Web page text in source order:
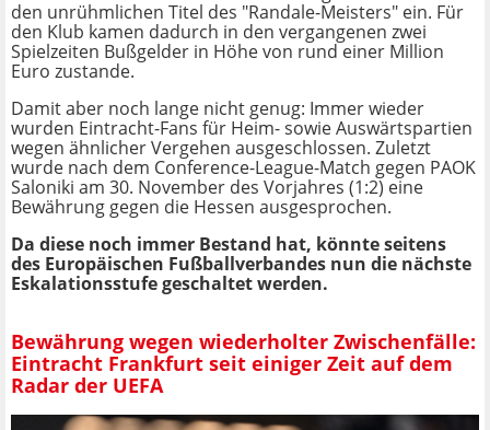
den unrühmlichen Titel des "Randale-Meisters" ein. Für
den Klub kamen dadurch in den vergangenen zwei
Spielzeiten Bußgelder in Höhe von rund einer Million
Euro zustande.
Damit aber noch lange nicht genug: Immer wieder
wurden Eintracht-Fans für Heim- sowie Auswärtspartien
wegen ähnlicher Vergehen ausgeschlossen. Zuletzt
wurde nach dem Conference-League-Match gegen PAOK
Saloniki am 30. November des Vorjahres (1:2) eine
Bewährung gegen die Hessen ausgesprochen.
Da diese noch immer Bestand hat, könnte seitens
des Europäischen Fußballverbandes nun die nächste
Eskalationsstufe geschaltet werden.
Bewährung wegen wiederholter Zwischenfälle:
Eintracht Frankfurt seit einiger Zeit auf dem
Radar der UEFA